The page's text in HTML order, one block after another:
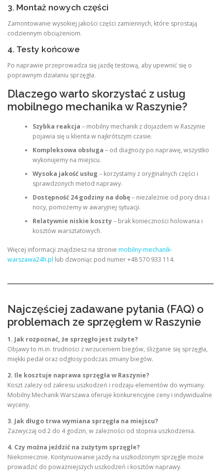
3. Montaż nowych części
Zamontowanie wysokiej jakości części zamiennych, które sprostają
codziennym obciążeniom.
4. Testy końcowe
Po naprawie przeprowadza się jazdę testową, aby upewnić się o
poprawnym działaniu sprzęgła.
Dlaczego warto skorzystać z usług
mobilnego mechanika w Raszynie?
Szybka reakcja – mobilny mechanik z dojazdem w Raszynie
pojawia się u klienta w najkrótszym czasie.
Kompleksowa obsługa – od diagnozy po naprawę, wszystko
wykonujemy na miejscu.
Wysoka jakość usług – korzystamy z oryginalnych części i
sprawdzonych metod naprawy.
Dostępność 24 godziny na dobę– niezależnie od pory dnia i
nocy, pomożemy w awaryjnej sytuacji.
Relatywnie niskie koszty– brak konieczności holowania i
kosztów warsztatowych.
Więcej informacji znajdziesz na stronie mobilny-mechanik-
warszawa24h.pl lub dzwoniąc pod numer +48 570 933 114.
Najczęściej zadawane pytania (FAQ) o
problemach ze sprzęgłem w Raszynie
1. Jak rozpoznać, że sprzęgło jest zużyte?
Objawy to m.in. trudności z wrzuceniem biegów, ślizganie się sprzęgła,
miękki pedał oraz odgłosy podczas zmiany biegów.
2. Ile kosztuje naprawa sprzęgła w Raszynie?
Koszt zależy od zakresu uszkodzeń i rodzaju elementów do wymiany.
Mobilny Mechanik Warszawa oferuje konkurencyjne ceny i indywidualne
wyceny.
3. Jak długo trwa wymiana sprzęgła na miejscu?
Zazwyczaj od 2 do 4 godzin, w zależności od stopnia uszkodzenia.
4. Czy można jeździć na zużytym sprzęgle?
Niekoniecznie. Kontynuowanie jazdy na uszkodzonym sprzęgle może
prowadzić do poważniejszych uszkodzeń i kosztów naprawy.